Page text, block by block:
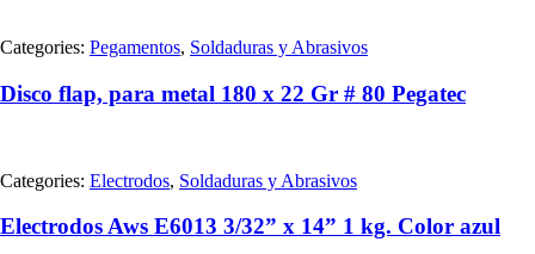
Categories: Pegamentos, Soldaduras y Abrasivos
Disco flap, para metal 180 x 22 Gr # 80 Pegatec
Categories: Electrodos, Soldaduras y Abrasivos
Electrodos Aws E6013 3/32” x 14” 1 kg. Color azul